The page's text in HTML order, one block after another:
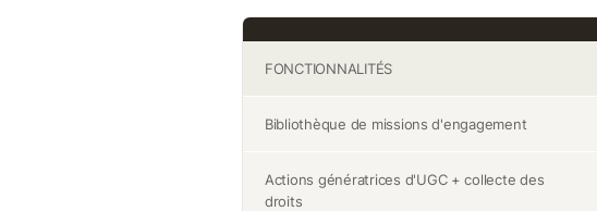
FONCTIONNALITÉS
Bibliothèque de missions d'engagement
Actions génératrices d'UGC + collecte des
droits